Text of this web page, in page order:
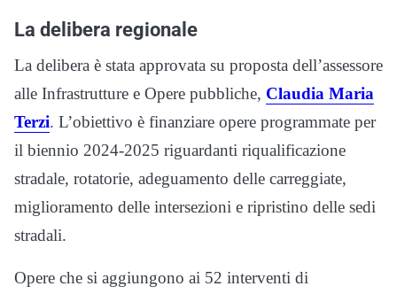
La delibera regionale
La delibera è stata approvata su proposta dell’assessore
alle Infrastrutture e Opere pubbliche, Claudia Maria
Terzi. L’obiettivo è finanziare opere programmate per
il biennio 2024-2025 riguardanti riqualificazione
stradale, rotatorie, adeguamento delle carreggiate,
miglioramento delle intersezioni e ripristino delle sedi
stradali.
Opere che si aggiungono ai 52 interventi di